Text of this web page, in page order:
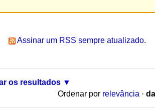
Assinar um RSS sempre atualizado.
os resultados
Ordenar por relevância ·